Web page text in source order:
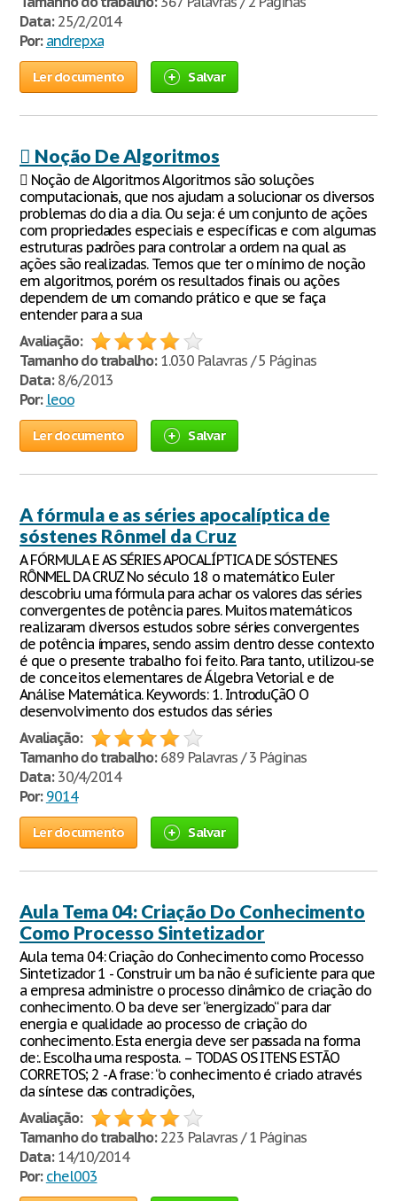
Data:25/2/2014
Por: andrepxa
Ler documento Salvar
 Noção De Algoritmos
 Noção de Algoritmos Algoritmos são soluções
computacionais, que nos ajudam a solucionar os diversos
problemas do dia a dia. Ou seja: é um conjunto de ações
com propriedades especiais e específicas e com algumas
estruturas padrões para controlar a ordem na qual as
ações são realizadas. Temos que ter o mínimo de noção
em algoritmos, porém os resultados finais ou ações
dependem de um comando prático e que se faça
entender para a sua
Avaliação:
Tamanho do trabalho:1.030 Palavras / 5 Páginas
Data:8/6/2013
Por: leoo
Ler documento Salvar
A fórmula e as séries apocalíptica de
sóstenes Rônmel da Сruz
A FÓRMULA E AS SÉRIES APOCALÍPTICA DE SÓSTENES
RÔNMEL DA CRUZ No século 18 o matemático Euler
descobriu uma fórmula para achar os valores das séries
convergentes de potência pares. Muitos matemáticos
realizaram diversos estudos sobre séries convergentes
de potência ímpares, sendo assim dentro desse contexto
é que o presente trabalho foi feito. Para tanto, utilizou-se
de conceitos elementares de Álgebra Vetorial e de
Análise Matemática. Keywords: 1. IntroduÇãO O
desenvolvimento dos estudos das séries
Avaliação:
Tamanho do trabalho:689 Palavras / 3 Páginas
Data:30/4/2014
Por: 9014
Ler documento Salvar
Aula Tema 04: Criação Do Conhecimento
Como Processo Sintetizador
Aula tema 04: Criação do Conhecimento como Processo
Sintetizador 1 - Construir um ba não é suficiente para que
a empresa administre o processo dinâmico de criação do
conhecimento. O ba deve ser “energizado“ para dar
energia e qualidade ao processo de criação do
conhecimento. Esta energia deve ser passada na forma
de:. Escolha uma resposta. – TODAS OS ITENS ESTÃO
CORRETOS; 2 - A frase: “o conhecimento é criado através
da síntese das contradições,
Avaliação:
Tamanho do trabalho:223 Palavras / 1 Páginas
Data:14/10/2014
Por: chel003